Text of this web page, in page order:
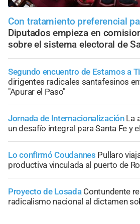
Con tratamiento preferencial
Diputados empieza en
sobre el sistema electoral de
Segundo encuentro de Estamos a
dirigentes radicales santafesinos
"Apurar el Paso"
Jornada de Internacionalización La
un desafío integral para Santa Fe y
Lo confirmó Coudannes Pullaro
productiva vinculada al puerto de
Proyecto de Losada Contundente
radicalismo nacional al dictamen